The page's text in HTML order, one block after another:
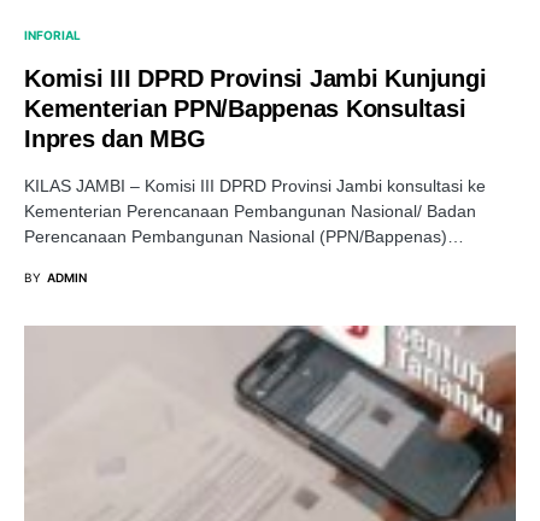
INFORIAL
Komisi III DPRD Provinsi Jambi Kunjungi
Kementerian PPN/Bappenas Konsultasi
Inpres dan MBG
KILAS JAMBI – Komisi III DPRD Provinsi Jambi konsultasi ke
Kementerian Perencanaan Pembangunan Nasional/ Badan
Perencanaan Pembangunan Nasional (PPN/Bappenas)…
BY ADMIN